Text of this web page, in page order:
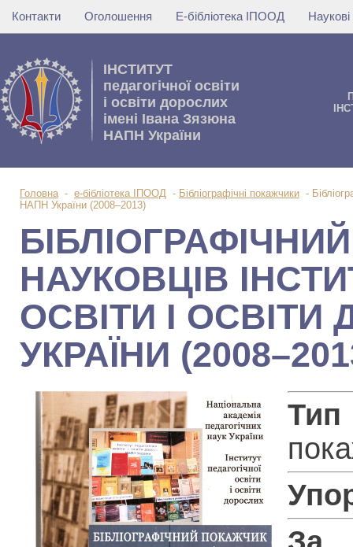
Контакти Оголошення Е-бібліотека ІПООД
IНСТИТУТ
педагогічної освіти
i освiти дорослих
імені Івана Зязюна
НАПН України
Головна- е-бібліотека ІПООД - Бібліографічні покажчики -
НАПН України (2008–2013)
НАУКОВЦІВ
ОСВІТИ І
УКРАЇНИ